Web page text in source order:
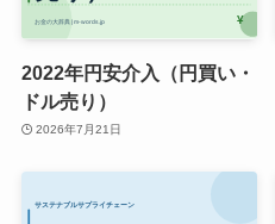
2022年円安介入（円買い・
ドル売り）
2026年7月21日